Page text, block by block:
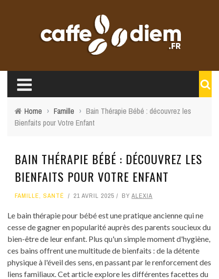
Home › Famille › Bain Thérapie Bébé : découvrez les
Bienfaits pour Votre Enfant
BAIN THÉRAPIE BÉBÉ : DÉCOUVREZ LES
BIENFAITS POUR VOTRE ENFANT
FAMILLE, SANTÉ 21 AVRIL 2025 BY ALEXIA
Le bain thérapie pour bébé est une pratique ancienne qui ne
cesse de gagner en popularité auprès des parents soucieux du
bien-être de leur enfant. Plus qu'un simple moment d'hygiène,
ces bains offrent une multitude de bienfaits : de la détente
physique à l'éveil des sens, en passant par le renforcement des
liens familiaux. Cet article explore les différentes facettes du